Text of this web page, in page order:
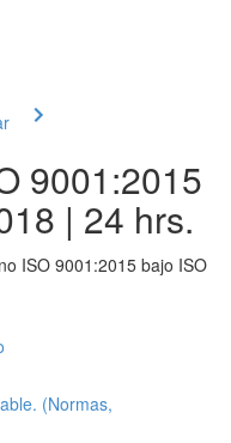
9001:2015
| 24 hrs.
ISO 9001:2015 bajo ISO
(Normas,